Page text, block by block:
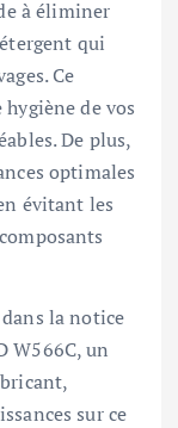
à éliminer
qui
Ce
de vos
De plus,
optimales
évitant les
la notice
W566C, un
sur ce